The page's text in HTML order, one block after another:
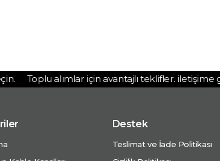
Toplu alımlar için avantajlı teklifler. iletişime
Destek
Teslimat ve İade Politikası